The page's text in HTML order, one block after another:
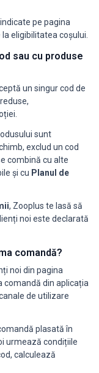
pe pagina
eligibilitatea coșului.
sau cu produse
un singur cod de
sunt
exclud un cod
combină cu alte
și cu Planul de
, Zooplus te lasă să
noi este declarată
comandă?
noi din pagina
din aplicația
de utilizare
plasată în
urmează condițiile
calculează